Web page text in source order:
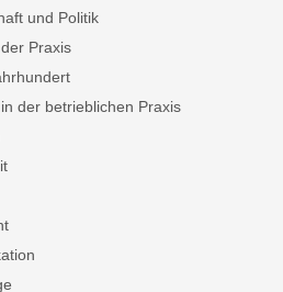
und Politik
Praxis
der betrieblichen Praxis